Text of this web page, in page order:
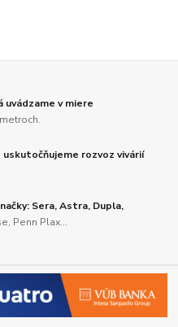
uvádzame v miere
rozvoz vivárií
Sera, Astra, Dupla,
Penn Plax...